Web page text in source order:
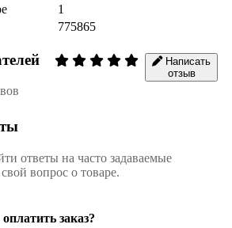
1
775865
Написать
отзыв
ответы на часто задаваемые
вопрос о товаре.
заказ?